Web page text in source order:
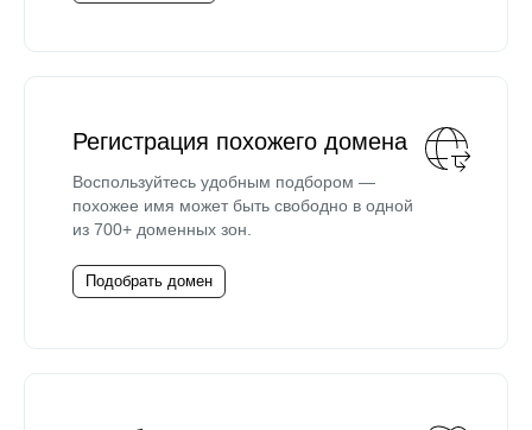
Регистрация похожего домена
Воспользуйтесь удобным подбором —
похожее имя может быть свободно в одной
из 700+ доменных зон.
Подобрать домен